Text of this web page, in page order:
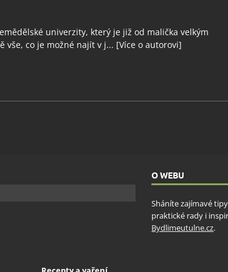
univerzity, který je již od malička velkým
vše, co je možné najít v j... [Více o autorovi]
O WEBU
Sháníte zajímavé
praktické rady i
Bydlimeutulne.cz.